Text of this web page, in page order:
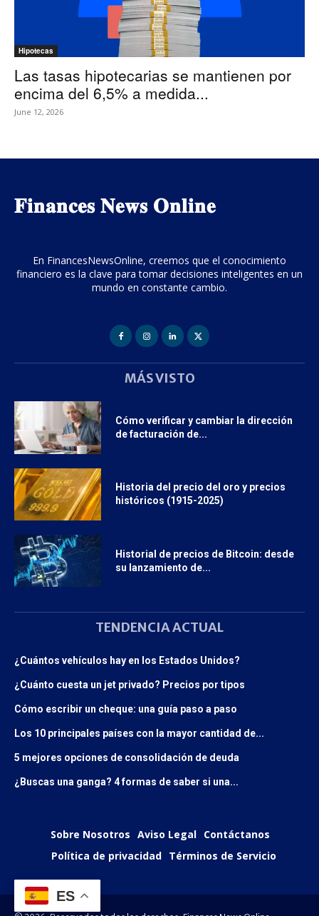
Hipotecas
Las tasas hipotecarias se mantienen por
encima del 6,5% a medida...
June 12, 2026
𝐅𝐢𝐧𝐚𝐧𝐜𝐞𝐬 𝐍𝐞𝐰𝐬 𝐎𝐧𝐥𝐢𝐧𝐞
En FinancesNewsOnline, creemos que el conocimiento
financiero es la clave para tomar decisiones inteligentes en un
mundo en constante cambio.
MÁS VISTO
Cómo verificar y cambiar la dirección
de facturación de...
Historia del precio del oro y precios
históricos (1915-2025)
Historial de precios de Bitcoin: desde
su lanzamiento de...
TENDENCIA ACTUAL
¿Cuántos vehículos hay en los Estados Unidos?
¿Cuánto cuesta un jet privado? Precios por tipos
Cómo escribir un cheque: una guía paso a paso
Los 10 principales países con la mayor cantidad de...
5 mejores opciones de consolidación de deuda
¿Buscas una ganga? 4 formas de saber si una...
Sobre Nosotros Aviso Legal Contáctanos
Política de privacidad Términos de Servicio
ES